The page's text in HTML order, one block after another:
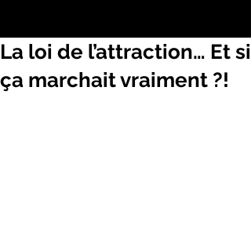
La loi de l’attraction… Et si
ça marchait vraiment ?!